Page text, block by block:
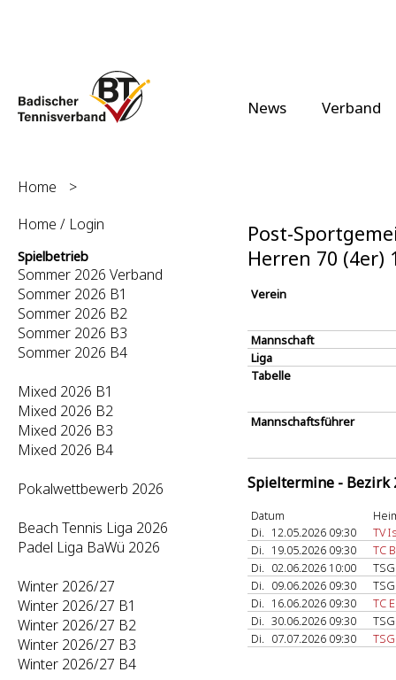
News Verband
Home
>
Home / Login
Spielbetrieb
Sommer 2026 Verband
Sommer 2026 B1
Sommer 2026 B2
Sommer 2026 B3
Sommer 2026 B4
Mixed 2026 B1
Mixed 2026 B2
Mixed 2026 B3
Mixed 2026 B4
Pokalwettbewerb 2026
Beach Tennis Liga 2026
Padel Liga BaWü 2026
Winter 2026/27
Winter 2026/27 B1
Winter 2026/27 B2
Winter 2026/27 B3
Winter 2026/27 B4
Post-
Herren 70 (4er)
Verein
Mannschaft
Liga
Tabelle
Mannschaftsführer
Spieltermine - Bezirk
Datum
Di. 12.05.2026 09:30
TV
Di. 19.05.2026 09:30
TC
Di. 02.06.2026 10:00
Di. 09.06.2026 09:30
Di. 16.06.2026 09:30
TC
Di. 30.06.2026 09:30
Di. 07.07.2026 09:30